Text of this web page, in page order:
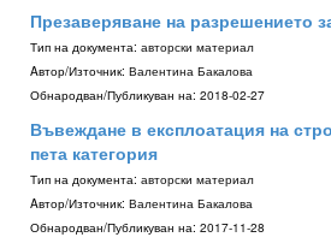
Презаверяване на разрешението
Тип на документа: авторски материал
Aвтор/Източник: Валентина Бакалова
Обнародван/Публикуван на: 2018-02-27
Въвеждане в експлоатация на
пета категория
Тип на документа: авторски материал
Aвтор/Източник: Валентина Бакалова
Обнародван/Публикуван на: 2017-11-28